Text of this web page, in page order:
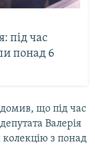
під час
понад 6
що під час
Валерія
колекцію з понад